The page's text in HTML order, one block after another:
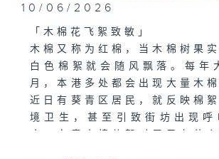
10/06/2026
「木棉花飞絮致敏」
木棉又称为红棉，当木棉树果
白色棉絮就会随风飘落。每年
月，本港多处都会出现大量木
近日有葵青区居民，就反映棉
境卫生，甚至引致街坊出现呼